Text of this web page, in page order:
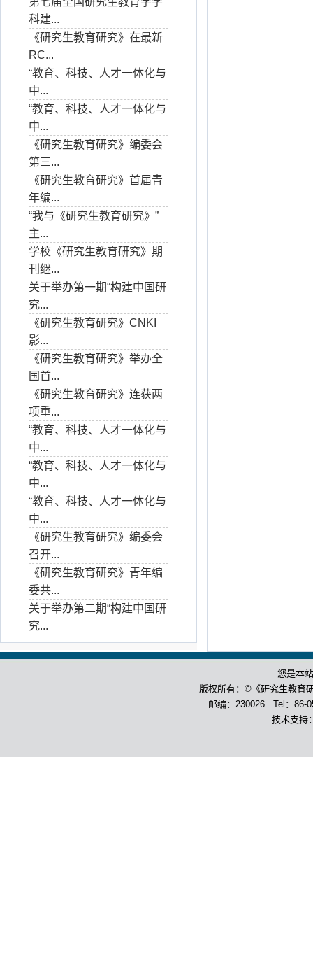
科建...
《研究生教育研究》在最新
RC...
“教育、科技、人才一体化与
中...
“教育、科技、人才一体化与
中...
《研究生教育研究》编委会
第三...
《研究生教育研究》首届青
年编...
“我与《研究生教育研究》”
主...
学校《研究生教育研究》期
刊继...
关于举办第一期“构建中国研
究...
《研究生教育研究》CNKI
影...
《研究生教育研究》举办全
国首...
《研究生教育研究》连获两
项重...
“教育、科技、人才一体化与
中...
“教育、科技、人才一体化与
中...
“教育、科技、人才一体化与
中...
《研究生教育研究》编委会
召开...
《研究生教育研究》青年编
委共...
关于举办第二期“构建中国研
究...
您是本
版权所有：©《研究生教育
邮编：230026 Tel：86-
技术支持